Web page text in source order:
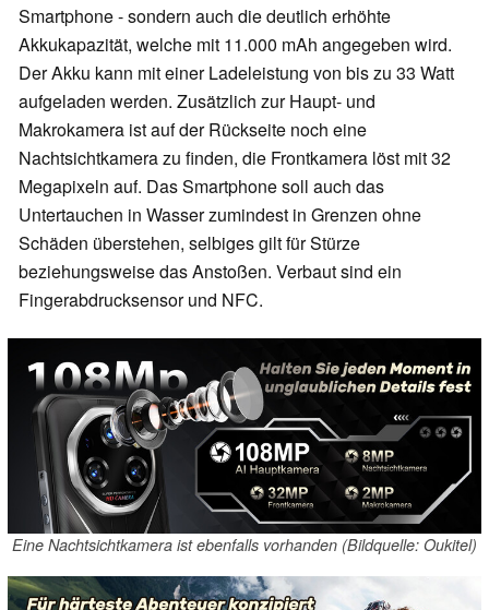
Smartphone - sondern auch die deutlich erhöhte
Akkukapazität, welche mit 11.000 mAh angegeben wird.
Der Akku kann mit einer Ladeleistung von bis zu 33 Watt
aufgeladen werden. Zusätzlich zur Haupt- und
Makrokamera ist auf der Rückseite noch eine
Nachtsichtkamera zu finden, die Frontkamera löst mit 32
Megapixeln auf. Das Smartphone soll auch das
Untertauchen in Wasser zumindest in Grenzen ohne
Schäden überstehen, selbiges gilt für Stürze
beziehungsweise das Anstoßen. Verbaut sind ein
Fingerabdrucksensor und NFC.
Eine Nachtsichtkamera ist ebenfalls vorhanden (Bildquelle: Oukitel)